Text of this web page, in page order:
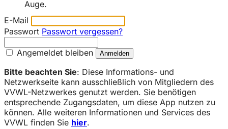
Auge.
E-Mail
Passwort Passwort vergessen?
Angemeldet bleiben
Bitte beachten Sie: Diese Informations- und
Netzwerkseite kann ausschließlich von Mitgliedern des
VVWL-Netzwerkes genutzt werden. Sie benötigen
entsprechende Zugangsdaten, um diese App nutzen zu
können. Alle weiteren Informationen und Services des
VVWL finden Sie hier.